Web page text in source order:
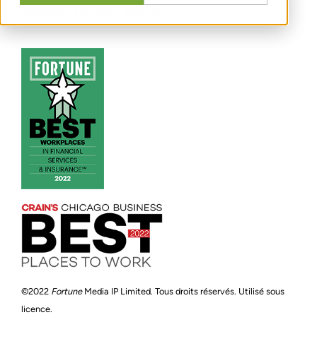
©2022 FortuneMedia IP Limited. Tous droits réservés. Utilisé sous
licence.